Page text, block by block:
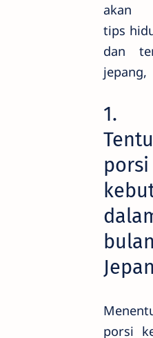
akan
tips
dan
jepang,
1.
porsi
porsi